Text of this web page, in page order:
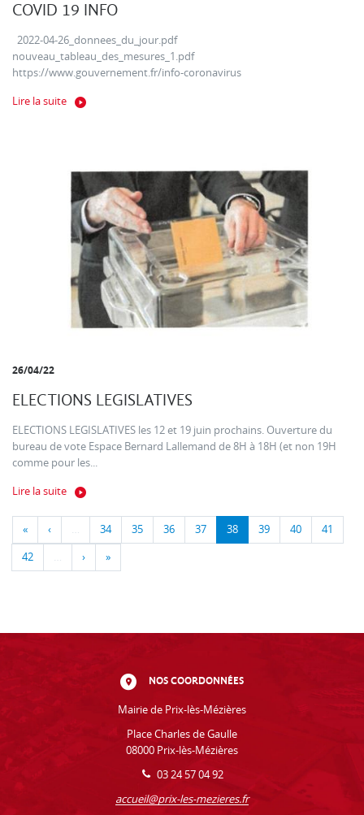
COVID 19 INFO
2022-04-26_donnees_du_jour.pdf
nouveau_tableau_des_mesures_1.pdf
https://www.gouvernement.fr/info-coronavirus
Lire la suite
26/04/22
ELECTIONS LEGISLATIVES
ELECTIONS LEGISLATIVES les 12 et 19 juin prochains. Ouverture du
bureau de vote Espace Bernard Lallemand de 8H à 18H (et non 19H
comme pour les...
Lire la suite
« ‹ … 34 35 36 37 38 39 40 41
42 … › »
NOS COORDONNÉES
Mairie de Prix-lès-Mézières
Place Charles de Gaulle
08000 Prix-lès-Mézières
03 24 57 04 92
accueil@prix-les-mezieres.fr